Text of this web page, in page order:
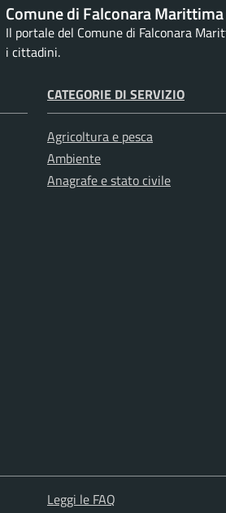
Comune di Falconara Marittima
Il portale del Comune di Falconara
i cittadini.
CATEGORIE DI SERVIZIO
Agricoltura e pesca
Ambiente
Anagrafe e stato civile
Leggi le FAQ